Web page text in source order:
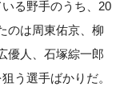
る野手のうち、20
のは周東佑京、柳
優人、石塚綜一郎
う選手ばかりだ。